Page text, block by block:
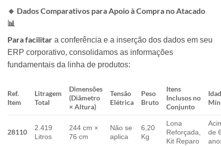
🔹 Dados Comparativos para Apoio à Compra no Atacado
📊
Para facilitar a conferência e a inserção dos dados em seu
ERP corporativo, consolidamos as informações
fundamentais da linha de produtos:
Ref.
Item
Litragem
Total
Dimensões
(Diâmetro
× Altura)
Tensão
Elétrica
Peso
Bruto
Itens
Inclusos no
Conjunto
28110
2.419
Litros
244 cm ×
76 cm
Não se
aplica
6,20
Kg
Lona
Reforçada,
Kit Reparo
de